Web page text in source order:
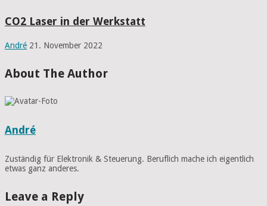
CO2 Laser in der Werkstatt
André 21. November 2022
About The Author
André
Zuständig für Elektronik & Steuerung. Beruflich mache ich eigentlich
etwas ganz anderes.
Leave a Reply